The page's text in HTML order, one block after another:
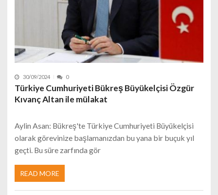
30/09/2024 0
Türkiye Cumhuriyeti Bükreş Büyükelçisi Özgür
Kıvanç Altan ile mülakat
Aylin Asan: Bükreş'te Türkiye Cumhuriyeti Büyükelçisi
olarak görevinize başlamanızdan bu yana bir buçuk yıl
geçti. Bu süre zarfında gör
READ MORE